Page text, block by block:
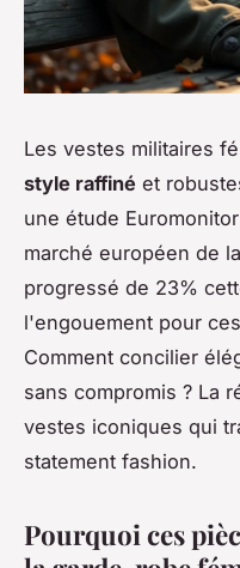
Les vestes militaires
style raffiné et
une étude
marché européen de
progressé de 23%
l'engouement pour
Comment concilier
sans compromis ? La
vestes iconiques qui
statement fashion.
Pourquoi ces